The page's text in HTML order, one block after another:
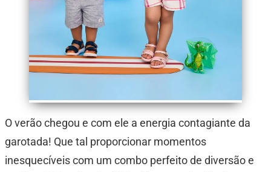
O verão chegou e com ele a energia contagiante da
garotada! Que tal proporcionar momentos
inesquecíveis com um combo perfeito de diversão e